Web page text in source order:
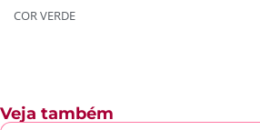
COR VERDE
Veja também